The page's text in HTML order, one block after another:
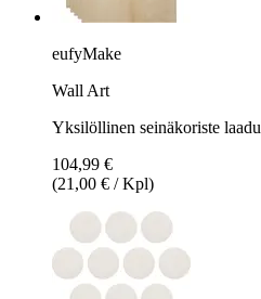
eufyMake
Wall Art
Yksilöllinen seinäkoriste
104,99 €
(21,00 € / Kpl)